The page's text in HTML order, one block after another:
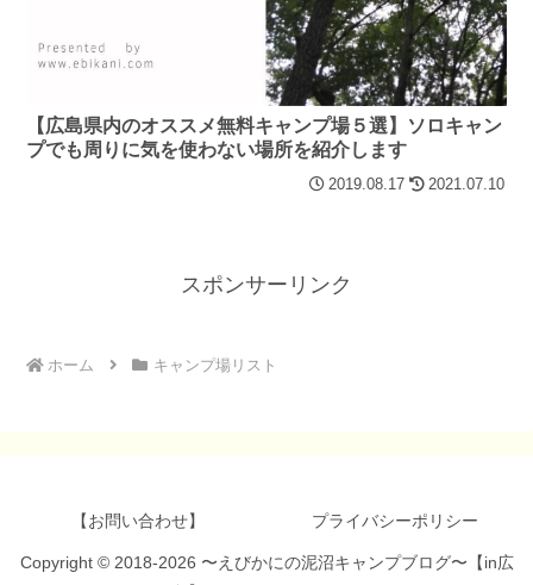
【広島県内のオススメ無料キャンプ場５選】ソロキャン
プでも周りに気を使わない場所を紹介します
2019.08.17 2021.07.10
スポンサーリンク
ホーム キャンプ場リスト
【お問い合わせ】 プライバシーポリシー
Copyright © 2018-2026 〜えびかにの泥沼キャンプブログ〜【in広